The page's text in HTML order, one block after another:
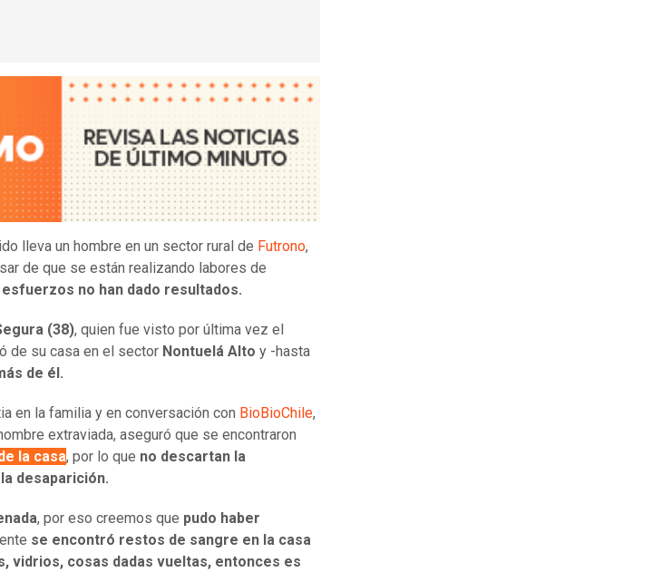
lleva un hombre en un sector rural de Futrono,
de que se están realizando labores de
esfuerzos no han dado resultados.
(38), quien fue visto por última vez el
de su casa en el sector Nontuelá Alto y -hasta
de él.
en la familia y en conversación con BioBioChile,
extraviada, aseguró que se encontraron
la casa, por lo que no descartan la
desaparición.
, por eso creemos que pudo haber
se encontró restos de sangre en la casa
vidrios, cosas dadas vueltas, entonces es